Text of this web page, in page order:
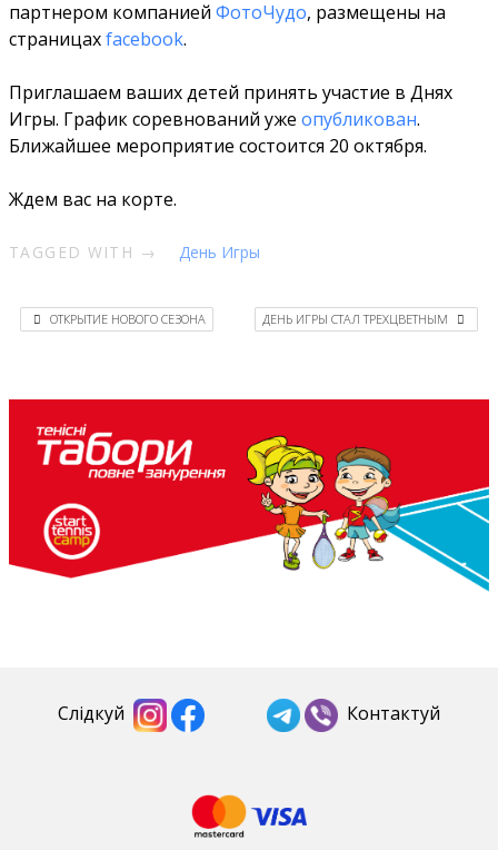
партнером компанией ФотоЧудо, размещены на
страницахfacebook.
Приглашаем ваших детей принять участие в Днях
Игры. График соревнований уже опубликован.
Ближайшее мероприятие состоится 20 октября.
Ждем вас на корте.
TAGGED WITH → День Игры
ОТКРЫТИЕ НОВОГО СЕЗОНА ДЕНЬ ИГРЫ СТАЛ ТРЕХЦВЕТНЫМ
Слідкуй Контактуй